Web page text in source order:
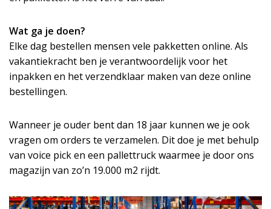
Wat ga je doen?
Elke dag bestellen mensen vele pakketten online. Als
vakantiekracht ben je verantwoordelijk voor het
inpakken en het verzendklaar maken van deze online
bestellingen.
Wanneer je ouder bent dan 18 jaar kunnen we je ook
vragen om orders te verzamelen. Dit doe je met behulp
van voice pick en een pallettruck waarmee je door ons
magazijn van zo’n 19.000 m2 rijdt.